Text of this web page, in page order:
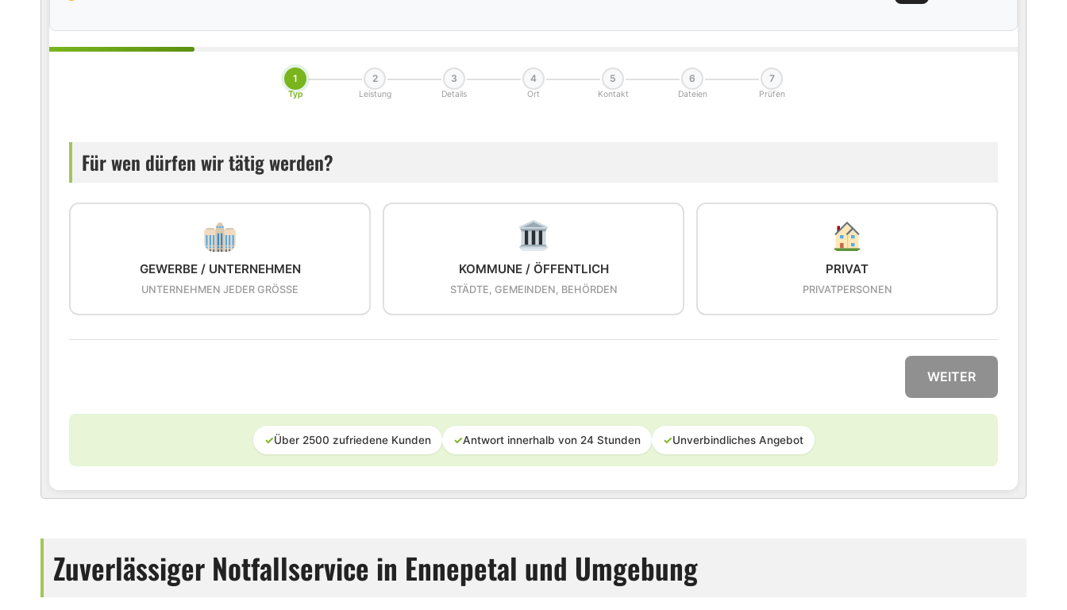
1
Typ
2
Leistung
3
Details
4
Ort
5
Kontakt
6
Dateien
7
Prüfen
Für wen dürfen wir tätig werden?
GEWERBE / UNTERNEHMEN
UNTERNEHMEN JEDER GRÖSSE
KOMMUNE / ÖFFENTLICH
STÄDTE, GEMEINDEN, BEHÖRDEN
PRIVAT
PRIVATPERSONEN
WEITER
✓Über 2500 zufriedene Kunden ✓Antwort innerhalb von 24 Stunden ✓Unverbindliches Angebot
Zuverlässiger Notfallservice in Ennepetal und Umgebung